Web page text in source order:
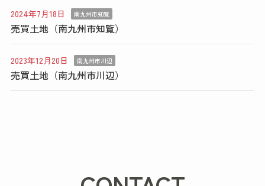
2024年7月18日 南九州市知覧
売買土地（南九州市知覧）
2023年12月20日 南九州市川辺
売買土地（南九州市川辺）